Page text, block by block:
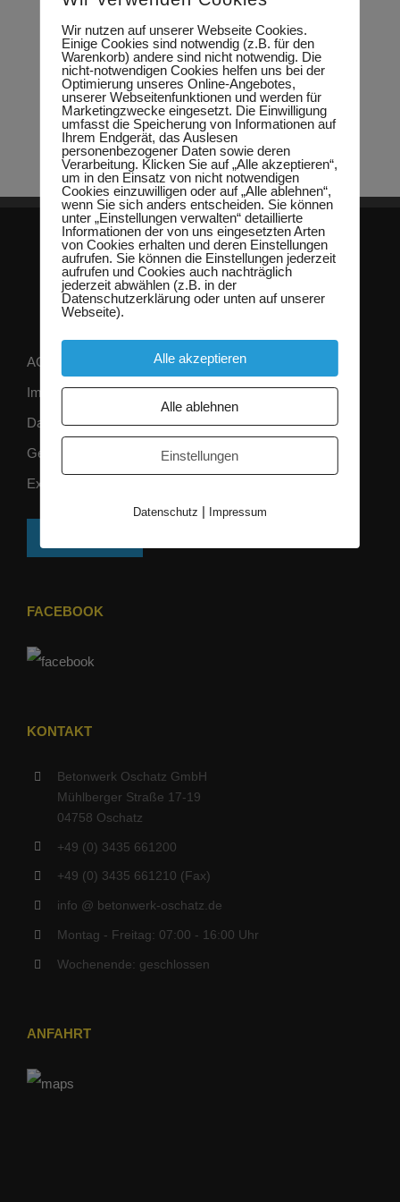
AGB
Impressum
Datenschutz
Gender-Hinweis
Externer Link zum Hinweisgeberportal
FACEBOOK
KONTAKT
Betonwerk Oschatz GmbH
Mühlberger Straße 17-19
04758 Oschatz
+49 (0) 3435 661200
+49 (0) 3435 661210 (Fax)
info @ betonwerk-oschatz.de
Montag - Freitag: 07:00 - 16:00 Uhr
Wochenende: geschlossen
ANFAHRT
Wir nutzen auf unserer Webseite Cookies.
Einige Cookies sind notwendig (z.B. für den
Warenkorb) andere sind nicht notwendig. Die
nicht-notwendigen Cookies helfen uns bei der
Optimierung unseres Online-Angebotes,
unserer Webseitenfunktionen und werden für
Marketingzwecke eingesetzt. Die Einwilligung
umfasst die Speicherung von Informationen auf
Ihrem Endgerät, das Auslesen
personenbezogener Daten sowie deren
Verarbeitung. Klicken Sie auf „Alle akzeptieren“,
um in den Einsatz von nicht notwendigen
Cookies einzuwilligen oder auf „Alle ablehnen“,
wenn Sie sich anders entscheiden. Sie können
unter „Einstellungen verwalten“ detaillierte
Informationen der von uns eingesetzten Arten
von Cookies erhalten und deren Einstellungen
aufrufen. Sie können die Einstellungen jederzeit
aufrufen und Cookies auch nachträglich
jederzeit abwählen (z.B. in der
Datenschutzerklärung oder unten auf unserer
Webseite).
Alle akzeptieren
Alle ablehnen
Einstellungen
Datenschutz | Impressum